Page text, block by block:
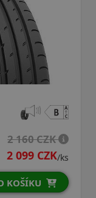
2 231 CZK
DO KOŠÍKU